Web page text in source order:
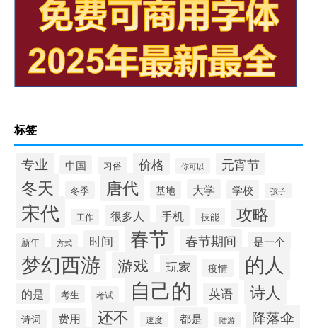
标签
专业 中国 习俗 价格 你可以 元宵节
冬天 冬季 唐代 基地 大学 学校 孩子
宋代 工作 很多人 手机 技能 攻略
新年 方式 时间 春节 春节期间 是一个
梦幻西游 游戏 玩家 疫情 的人
的是 考生 考试 自己的 英语 诗人
诗词 费用 还不 速度 都是 陆游 降落伞